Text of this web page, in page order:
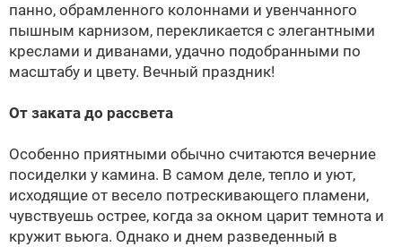
панно, обрамленного колоннами и увенчанного
пышным карнизом, перекликается с элегантными
креслами и диванами, удачно подобранными по
масштабу и цвету. Вечный праздник!
От заката до рассвета
Особенно приятными обычно считаются вечерние
посиделки у камина. В самом деле, тепло и уют,
исходящие от весело потрескивающего пламени,
чувствуешь острее, когда за окном царит темнота и
кружит вьюга. Однако и днем разведенный в